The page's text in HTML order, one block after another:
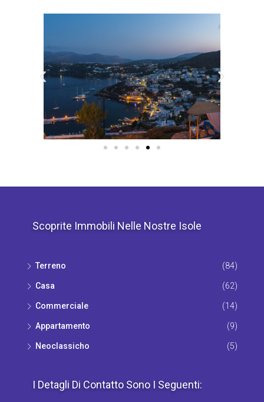
Scoprite Immobili Nelle Nostre Isole
Terrenο (84)
Casa (62)
Commerciale (14)
Appartamento (9)
Νeoclassicho (5)
I Detagli Di Contatto Sono I Seguenti: